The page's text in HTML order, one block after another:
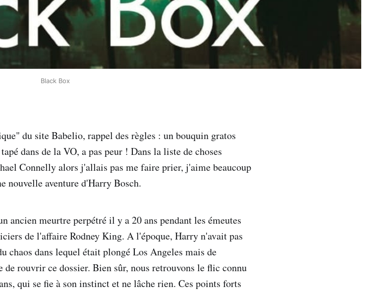
Black Box
du site Babelio, rappel des règles : un bouquin gratos
dans de la VO, a pas peur ! Dans la liste de choses
Connelly alors j'allais pas me faire prier, j'aime beaucoup
nouvelle aventure d'Harry Bosch.
ancien meurtre perpétré il y a 20 ans pendant les émeutes
de l'affaire Rodney King. A l'époque, Harry n'avait pas
chaos dans lequel était plongé Los Angeles mais de
rouvrir ce dossier. Bien sûr, nous retrouvons le flic connu
qui se fie à son instinct et ne lâche rien. Ces points forts